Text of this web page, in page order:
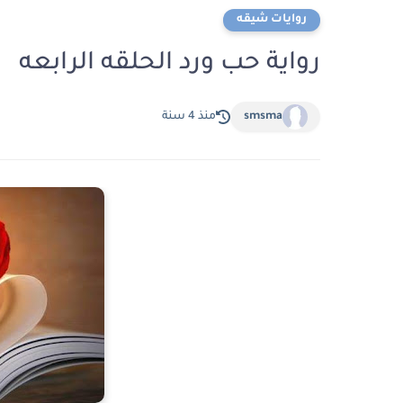
روايات شيقه
رواية حب ورد الحلقه الرابعه
smsma منذ 4 سنة